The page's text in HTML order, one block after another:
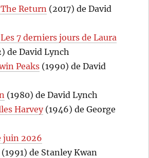
Return (2017) de David
7 derniers jours de Laura
de David Lynch
Peaks (1990) de David
(1980) de David Lynch
Harvey(1946) de George
juin 2026
(1991) de Stanley Kwan